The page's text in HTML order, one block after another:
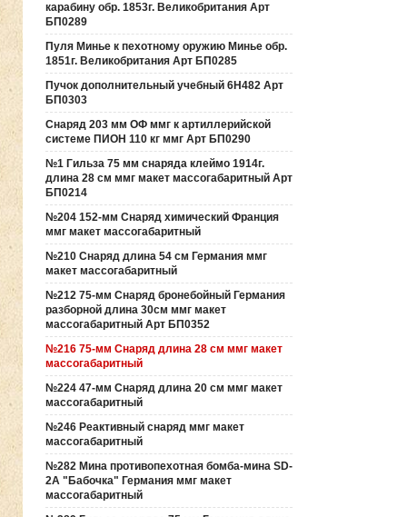
карабину обр. 1853г. Великобритания Арт
БП0289
Пуля Минье к пехотному оружию Минье обр.
1851г. Великобритания Арт БП0285
Пучок дополнительный учебный 6Н482 Арт
БП0303
Снаряд 203 мм ОФ ммг к артиллерийской
системе ПИОН 110 кг ммг Арт БП0290
№1 Гильза 75 мм снаряда клеймо 1914г.
длина 28 см ммг макет массогабаритный Арт
БП0214
№204 152-мм Снаряд химический Франция
ммг макет массогабаритный
№210 Снаряд длина 54 см Германия ммг
макет массогабаритный
№212 75-мм Снаряд бронебойный Германия
разборной длина 30см ммг макет
массогабаритный Арт БП0352
№216 75-мм Снаряд длина 28 см ммг макет
массогабаритный
№224 47-мм Снаряд длина 20 см ммг макет
массогабаритный
№246 Реактивный снаряд ммг макет
массогабаритный
№282 Мина противопехотная бомба-мина SD-
2A "Бабочка" Германия ммг макет
массогабаритный